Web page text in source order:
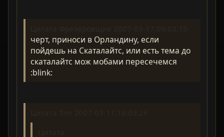
черт, приноси в Орландину, если
пойдешь на Скаталайтс, или есть тема до
скаталайтс мож мобами пересечемся
:blink: